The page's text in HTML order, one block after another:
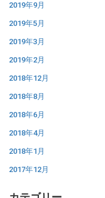
2019年9月
2019年5月
2019年3月
2019年2月
2018年12月
2018年8月
2018年6月
2018年4月
2018年1月
2017年12月